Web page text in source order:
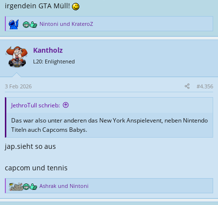
irgendein GTA Müll!
R
e
k
t
o
n
e
Nintoni und KrateroZ
Kantholz
L20: Enlightened
3 Feb 2026 #4.356
JethroTull schrieb:
Das war also unter anderen das New York Anspielevent, neben Nintendo
Titeln auch Capcoms Babys.
jap.sieht so aus
capcom und tennis
R
e
Ashrak und Nintoni